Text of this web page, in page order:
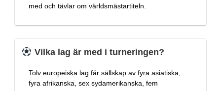
med och tävlar om världsmästartiteln.
Vilka lag är med i turneringen?
Tolv europeiska lag får sällskap av fyra asiatiska,
fyra afrikanska, sex sydamerikanska, fem